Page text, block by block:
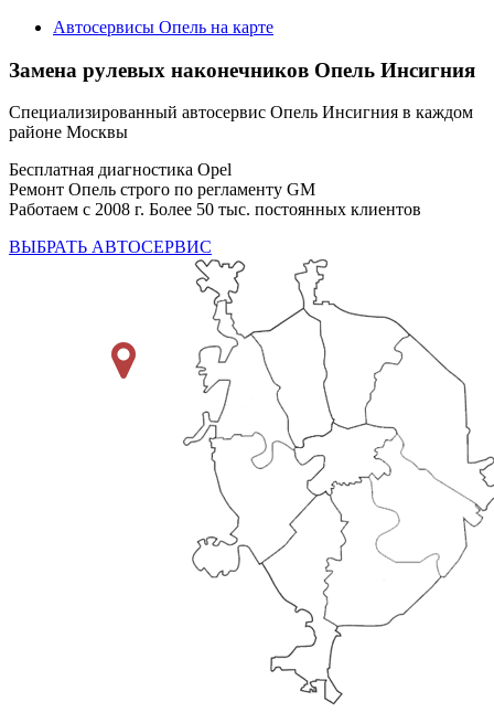
Автосервисы Опель на карте
Замена рулевых наконечников Опель Инсигния
Специализированный автосервис Опель Инсигния в каждом
районе Москвы
Бесплатная диагностика Opel
Ремонт Опель строго по регламенту GM
Работаем с 2008 г. Более 50 тыс. постоянных клиентов
ВЫБРАТЬ АВТОСЕРВИС